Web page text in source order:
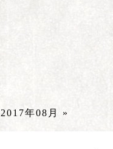
2017年08月 »